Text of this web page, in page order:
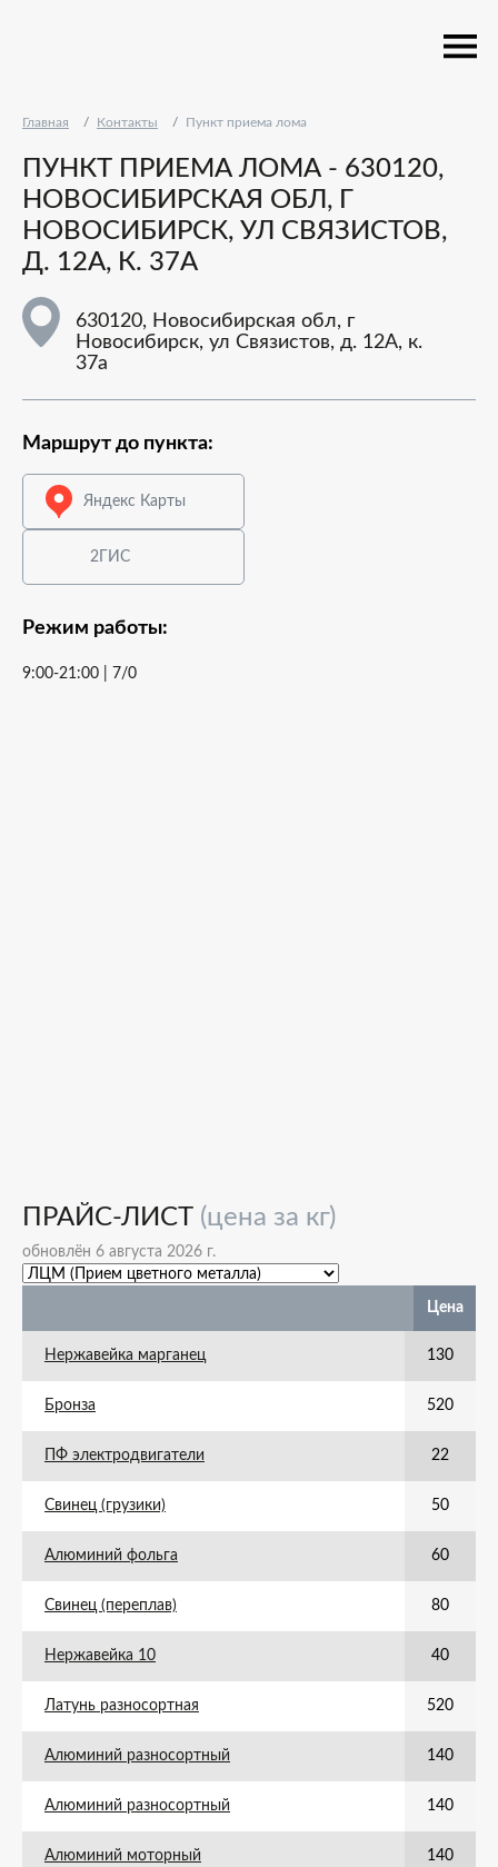
Главная Контакты Пункт приема лома
ПУНКТ ПРИЕМА ЛОМА - 630120,
НОВОСИБИРСКАЯ ОБЛ, Г
НОВОСИБИРСК, УЛ СВЯЗИСТОВ,
Д. 12А, К. 37А
630120, Новосибирская обл, г
Новосибирск, ул Связистов, д. 12А, к.
37а
Маршрут до пункта:
Яндекс Карты
2ГИС
Режим работы:
9:00-21:00 | 7/0
ПРАЙС-ЛИСТ (цена за кг)
обновлён 6 августа 2026 г.
Цена
Нержавейка марганец 130
Бронза 520
ПФ электродвигатели 22
Свинец (грузики) 50
Алюминий фольга 60
Свинец (переплав) 80
Нержавейка 10 40
Латунь разносортная 520
Алюминий разносортный 140
Алюминий разносортный 140
Алюминий моторный 140